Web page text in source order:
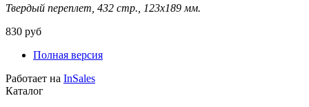
Твердый переплет, 432 стр., 123х189 мм.
830 руб
Полная версия
Работает на InSales
Каталог